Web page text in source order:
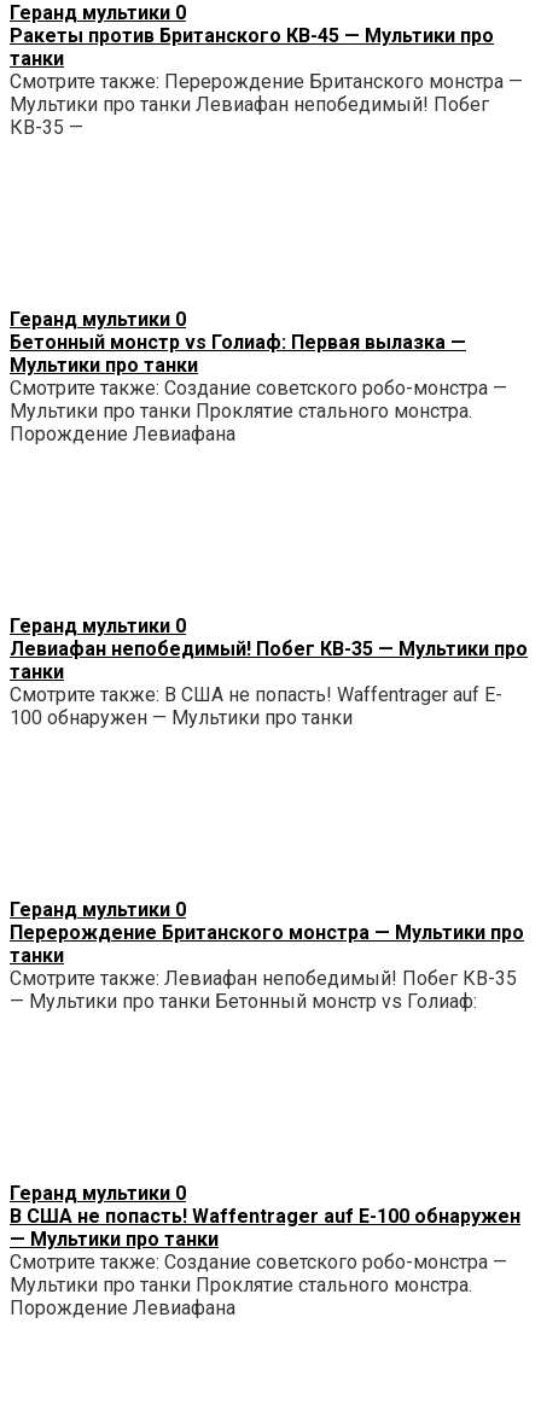
Геранд мультики 0
Ракеты против Британского КВ-45 — Мультики про
танки
Смотрите также: Перерождение Британского монстра —
Мультики про танки Левиафан непобедимый! Побег
КВ-35 —
Геранд мультики 0
Бетонный монстр vs Голиаф: Первая вылазка —
Мультики про танки
Смотрите также: Создание советского робо-монстра —
Мультики про танки Проклятие стального монстра.
Порождение Левиафана
Геранд мультики 0
Левиафан непобедимый! Побег КВ-35 — Мультики про
танки
Смотрите также: В США не попасть! Waffentrager auf E-
100 обнаружен — Мультики про танки
Геранд мультики 0
Перерождение Британского монстра — Мультики про
танки
Смотрите также: Левиафан непобедимый! Побег КВ-35
— Мультики про танки Бетонный монстр vs Голиаф:
Геранд мультики 0
В США не попасть! Waffentrager auf E-100 обнаружен
— Мультики про танки
Смотрите также: Создание советского робо-монстра —
Мультики про танки Проклятие стального монстра.
Порождение Левиафана